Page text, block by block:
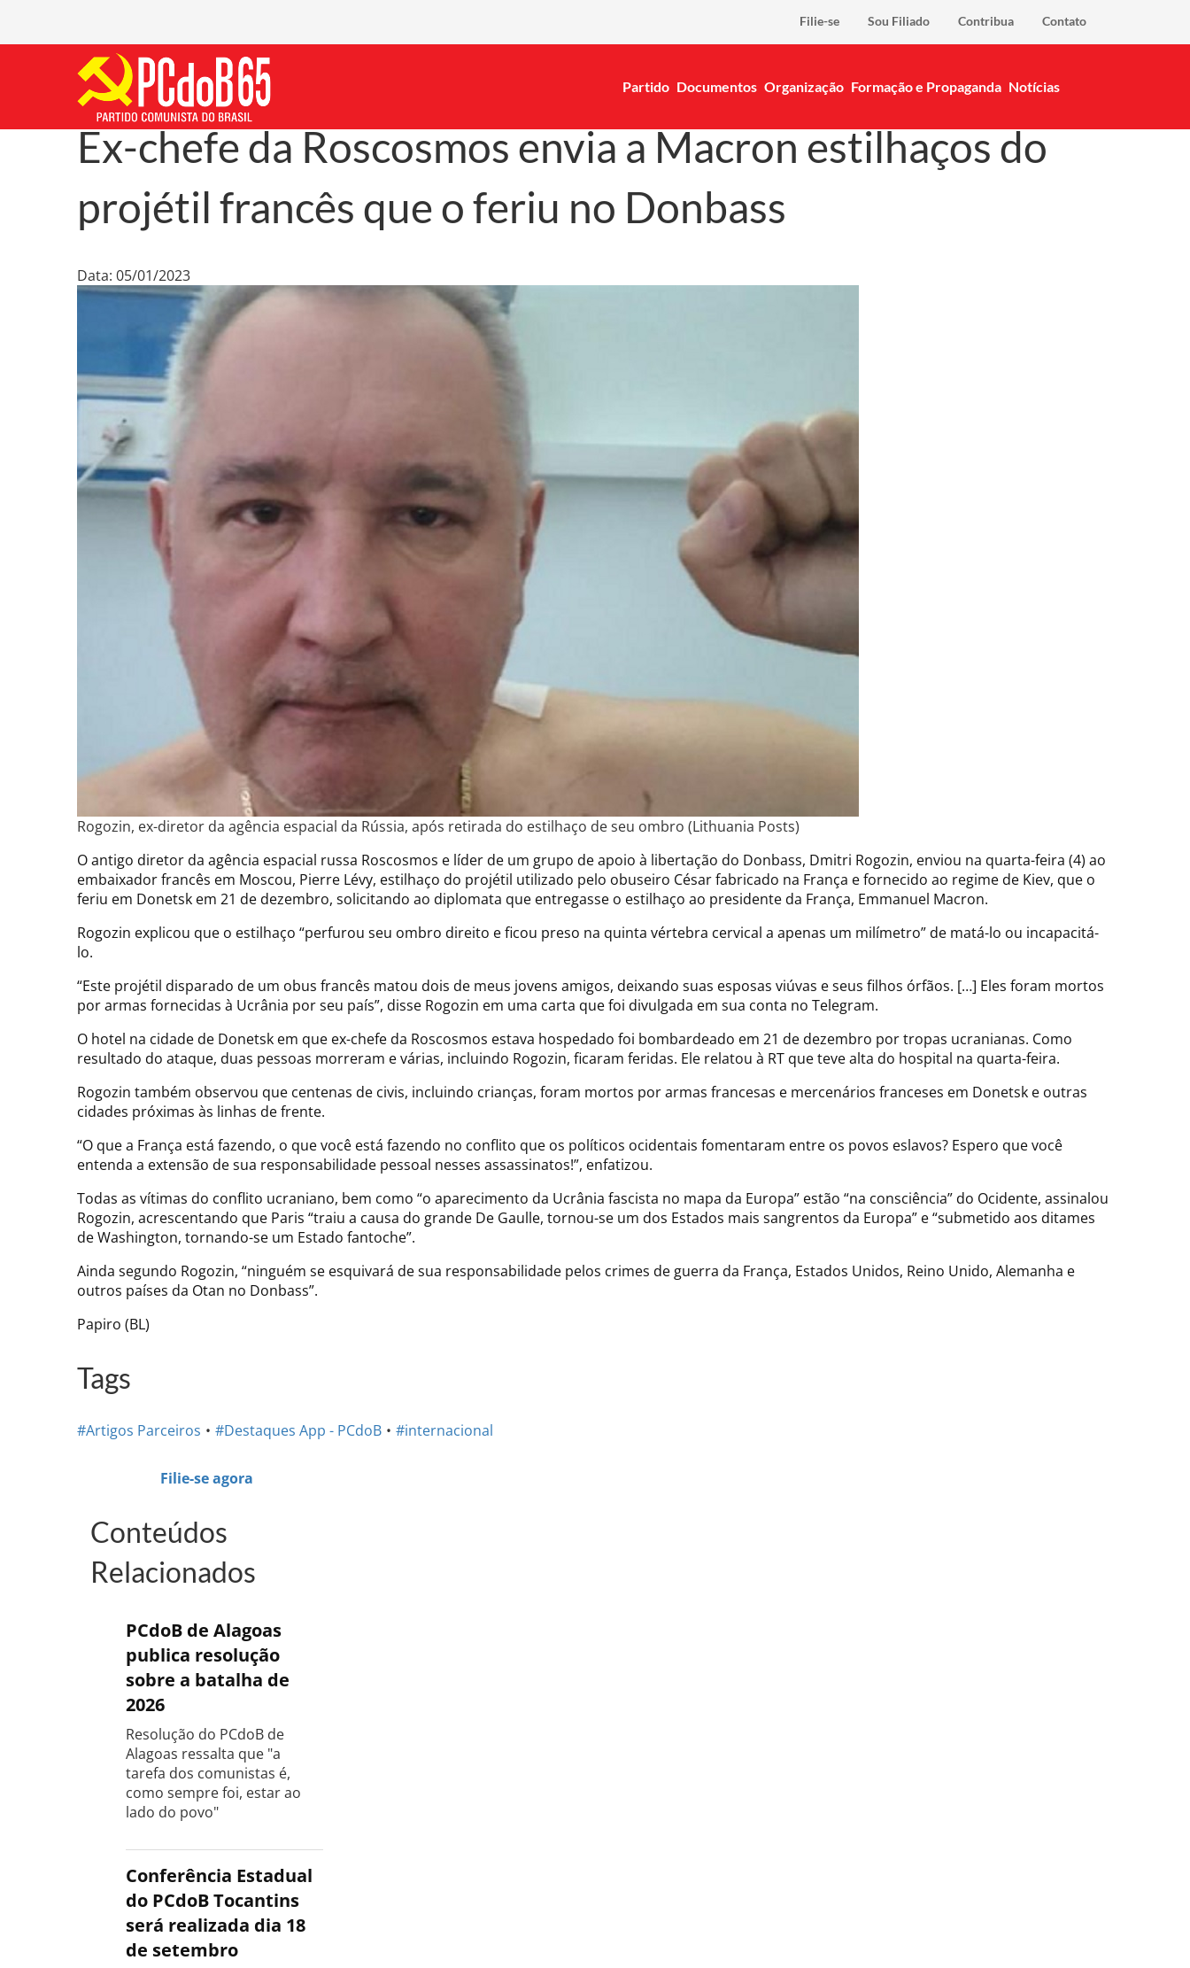
Filie-se Sou Filiado Contribua Contato
Partido Documentos Organização Formação e Propaganda Notícias
Ex-chefe da Roscosmos envia a Macron estilhaços do
projétil francês que o feriu no Donbass
Data: 05/01/2023
Rogozin, ex-diretor da agência espacial da Rússia, após retirada do estilhaço de seu ombro (Lithuania Posts)
O antigo diretor da agência espacial russa Roscosmos e líder de um grupo de apoio à libertação do Donbass, Dmitri Rogozin, enviou na quarta-feira (4) ao
embaixador francês em Moscou, Pierre Lévy, estilhaço do projétil utilizado pelo obuseiro César fabricado na França e fornecido ao regime de Kiev, que o
feriu em Donetsk em 21 de dezembro, solicitando ao diplomata que entregasse o estilhaço ao presidente da França, Emmanuel Macron.
Rogozin explicou que o estilhaço “perfurou seu ombro direito e ficou preso na quinta vértebra cervical a apenas um milímetro” de matá-lo ou incapacitá-
lo.
“Este projétil disparado de um obus francês matou dois de meus jovens amigos, deixando suas esposas viúvas e seus filhos órfãos. […] Eles foram mortos
por armas fornecidas à Ucrânia por seu país”, disse Rogozin em uma carta que foi divulgada em sua conta no Telegram.
O hotel na cidade de Donetsk em que ex-chefe da Roscosmos estava hospedado foi bombardeado em 21 de dezembro por tropas ucranianas. Como
resultado do ataque, duas pessoas morreram e várias, incluindo Rogozin, ficaram feridas. Ele relatou à RT que teve alta do hospital na quarta-feira.
Rogozin também observou que centenas de civis, incluindo crianças, foram mortos por armas francesas e mercenários franceses em Donetsk e outras
cidades próximas às linhas de frente.
“O que a França está fazendo, o que você está fazendo no conflito que os políticos ocidentais fomentaram entre os povos eslavos? Espero que você
entenda a extensão de sua responsabilidade pessoal nesses assassinatos!”, enfatizou.
Todas as vítimas do conflito ucraniano, bem como “o aparecimento da Ucrânia fascista no mapa da Europa” estão “na consciência” do Ocidente, assinalou
Rogozin, acrescentando que Paris “traiu a causa do grande De Gaulle, tornou-se um dos Estados mais sangrentos da Europa” e “submetido aos ditames
de Washington, tornando-se um Estado fantoche”.
Ainda segundo Rogozin, “ninguém se esquivará de sua responsabilidade pelos crimes de guerra da França, Estados Unidos, Reino Unido, Alemanha e
outros países da Otan no Donbass”.
Papiro (BL)
Tags
#Artigos Parceiros #Destaques App - PCdoB #internacional
Filie-se agora
Conteúdos
Relacionados
PCdoB de Alagoas
publica resolução
sobre a batalha de
2026
Resolução do PCdoB de
Alagoas ressalta que "a
tarefa dos comunistas é,
como sempre foi, estar ao
lado do povo"
Conferência Estadual
do PCdoB Tocantins
será realizada dia 18
de setembro